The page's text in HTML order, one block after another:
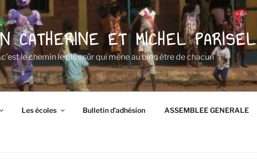
CATHERINE ET MICHEL PARISEL
le chemin le plus sûr qui mène au bien être de chacun
Les écoles Bulletin d’adhésion ASSEMBLEE GENERALE